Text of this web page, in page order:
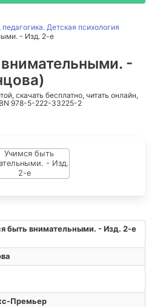
Детская психология
- Изд. 2-е
-
скачать бесплатно, читать онлайн,
978-5-222-33225-2
быть внимательными. - Изд. 2-е
Премьер